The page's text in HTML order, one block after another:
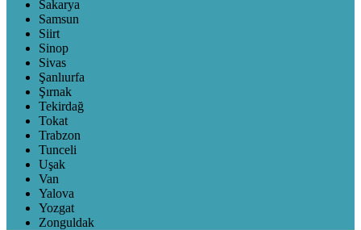
Sakarya
Samsun
Siirt
Sinop
Sivas
Şanlıurfa
Şırnak
Tekirdağ
Tokat
Trabzon
Tunceli
Uşak
Van
Yalova
Yozgat
Zonguldak